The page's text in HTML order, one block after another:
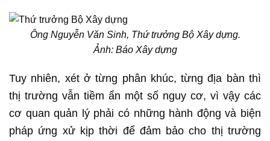
Ông Nguyễn Văn Sinh, Thứ trưởng Bộ Xây dựng.
Ảnh: Báo Xây dựng
Tuy nhiên, xét ở từng phân khúc, từng địa bàn thì
thị trường vẫn tiềm ẩn một số nguy cơ, vì vậy các
cơ quan quản lý phải có những hành động và biện
pháp ứng xử kịp thời để đảm bảo cho thị trường